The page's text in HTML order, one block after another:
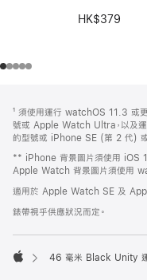
HK$379
腳
腳
¹ 須使用運行 watchOS 11.3 或
號或 Apple Watch Ultra，以及
的型號或 iPhone SE (第 2 代) 或
** iPhone 背景圖片須使用 iOS
Apple Watch 背景圖片須使用
適用於 Apple Watch SE 及
錶帶視乎供應狀況而定。
46 毫米 Black Unity